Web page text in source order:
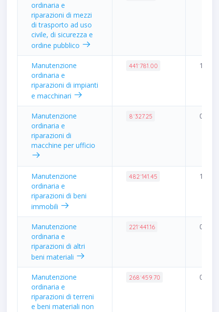
ordinaria e
riparazioni di mezzi
di trasporto ad uso
civile, di sicurezza e
ordine pubblico
Manutenzione
ordinaria e
riparazioni di impianti
e macchinari
441˙781.00 1.04%
Manutenzione
ordinaria e
riparazioni di
macchine per ufficio
8˙327.25 0.02%
Manutenzione
ordinaria e
riparazioni di beni
immobili
482˙141.45 1.14%
Manutenzione
ordinaria e
riparazioni di altri
beni materiali
221˙441.16 0.52%
Manutenzione
ordinaria e
riparazioni di terreni
e beni materiali non
268˙459.70 0.63%